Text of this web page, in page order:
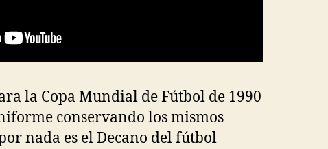
la Copa Mundial de Fútbol de 1990
conservando los mismos
nada es el Decano del fútbol